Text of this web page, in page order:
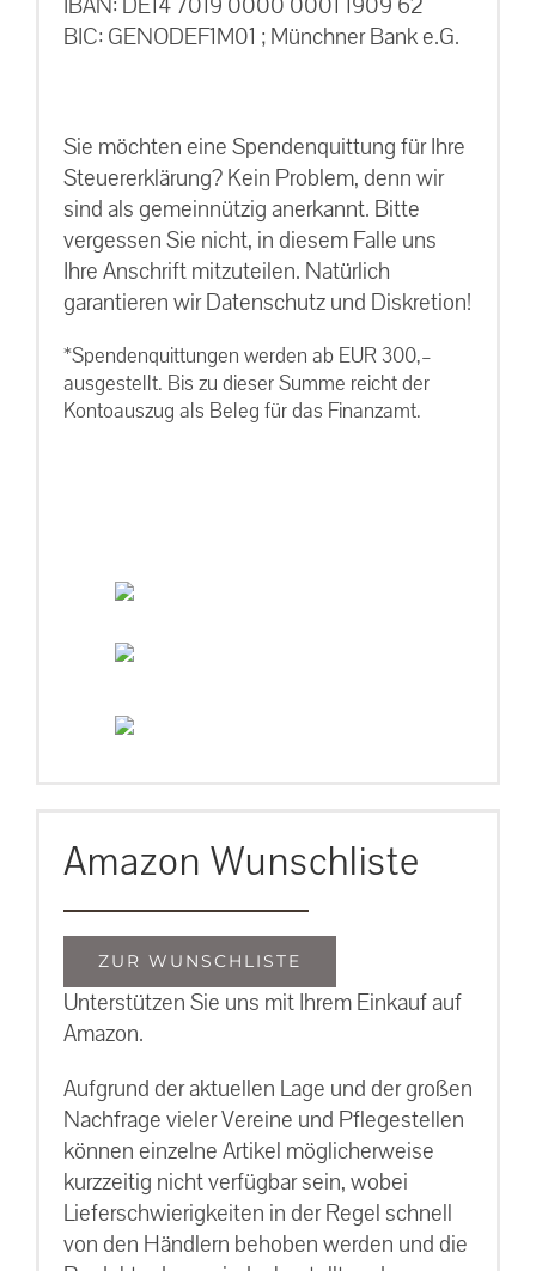
BIC: GENODEF1M01 ; Münchner Bank e.G.
Sie möchten eine Spendenquittung für Ihre
Steuererklärung? Kein Problem, denn wir
sind als gemeinnützig anerkannt. Bitte
vergessen Sie nicht, in diesem Falle uns
Ihre Anschrift mitzuteilen. Natürlich
garantieren wir Datenschutz und Diskretion!
*Spendenquittungen werden ab EUR 300,–
ausgestellt. Bis zu dieser Summe reicht der
Kontoauszug als Beleg für das Finanzamt.
Amazon Wunschliste
ZUR WUNSCHLISTE
Unterstützen Sie uns mit Ihrem Einkauf auf
Amazon.
Aufgrund der aktuellen Lage und der großen
Nachfrage vieler Vereine und Pflegestellen
können einzelne Artikel möglicherweise
kurzzeitig nicht verfügbar sein, wobei
Lieferschwierigkeiten in der Regel schnell
von den Händlern behoben werden und die